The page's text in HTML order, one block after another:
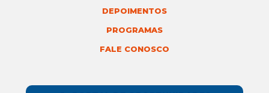
DEPOIMENTOS
PROGRAMAS
FALE CONOSCO